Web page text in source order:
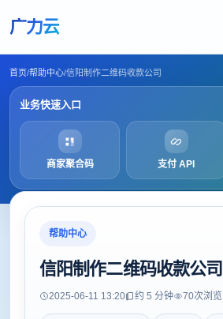
广力云
首页/帮助中心/信阳制作二维码收款公司
业务快速入口
商家聚合码 支付 API
帮助中心
信阳制作二维码收款公司
2025-06-11 13:20 约 5 分钟 70次浏览